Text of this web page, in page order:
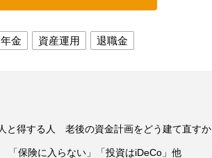
年金 資産運用 退職金
と得する人 老後の資金計画をどう建て直すか
保険に入らない」「投資はiDeCo」他